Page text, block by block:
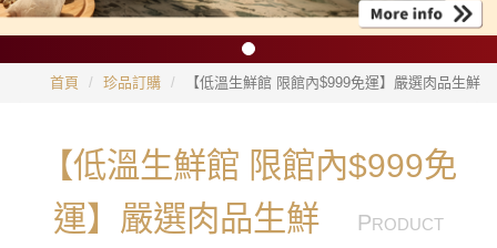
首頁 珍品訂購 【低溫生鮮館 限館內$999免運】嚴選肉品生鮮
【低溫生鮮館 限館內$999免
運】嚴選肉品生鮮
PRODUCT